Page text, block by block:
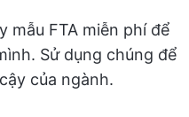
mẫu FTA miễn phí để
Sử dụng chúng để
của ngành.